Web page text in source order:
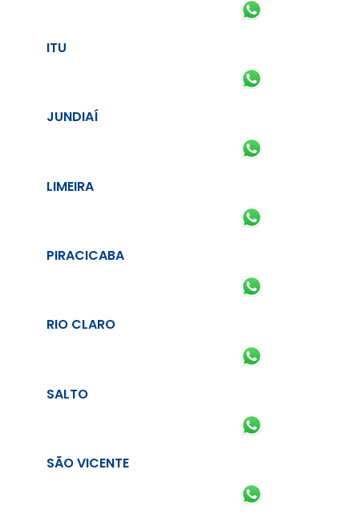
ITU
JUNDIAÍ
LIMEIRA
PIRACICABA
RIO CLARO
SALTO
SÃO VICENTE